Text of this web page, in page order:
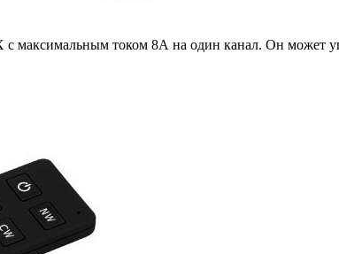
с максимальным током 8А на один канал. Он может